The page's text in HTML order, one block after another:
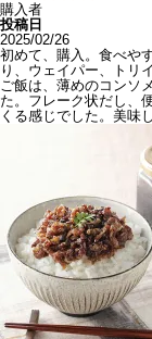
購入者
投稿日
2025/02/26
初めて、購入。食べや
り、ウェイパー、トリ
ご飯は、薄めのコンソ
た。フレーク状だし、
くる感じでした。美味